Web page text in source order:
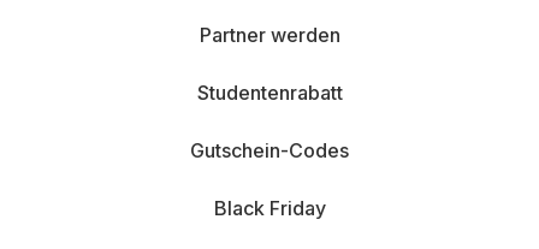
Partner werden
Studentenrabatt
Gutschein-Codes
Black Friday